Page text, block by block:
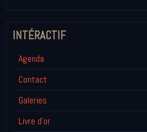
INTÉRACTIF
Agenda
Contact
Galeries
Livre d'or